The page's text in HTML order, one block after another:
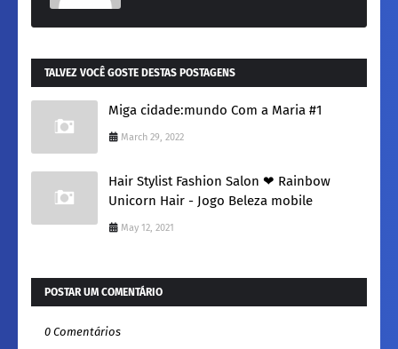
TALVEZ VOCÊ GOSTE DESTAS POSTAGENS
Miga cidade:mundo Com a Maria #1
March 29, 2022
Hair Stylist Fashion Salon ❤ Rainbow
Unicorn Hair - Jogo Beleza mobile
May 12, 2021
POSTAR UM COMENTÁRIO
0 Comentários